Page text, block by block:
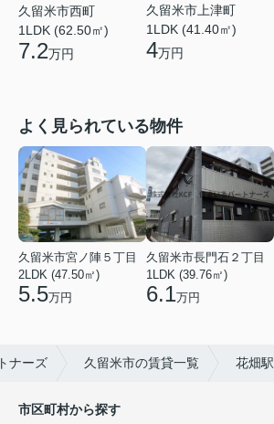
久留米市西町
1LDK (62.50㎡)
7.2万円
久留米市上津町
1LDK (41.40㎡)
4万円
よく見られている物件
久留米市宮ノ陣５丁目
2LDK (47.50㎡)
5.5万円
久留米市長門石２丁目
1LDK (39.76㎡)
6.1万円
ナーズ 久留米市の賃貸一覧 花畑駅
市区町村から探す